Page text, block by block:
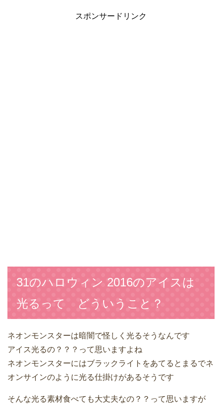
スポンサードリンク
31のハロウィン 2016のアイスは
光るって どういうこと？
ネオンモンスターは暗闇で怪しく光るそうなんです
アイス光るの？？？って思いますよね
ネオンモンスターにはブラックライトをあてるとまるでネ
オンサインのように光る仕掛けがあるそうです
そんな光る素材食べても大丈夫なの？？って思いますが